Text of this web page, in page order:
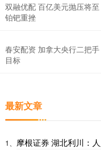
双融优配 百亿美元抛压将
铂钯重挫
春安配资 加拿大央行二把
目标
最新文章
1、 摩根证券 湖北利川：